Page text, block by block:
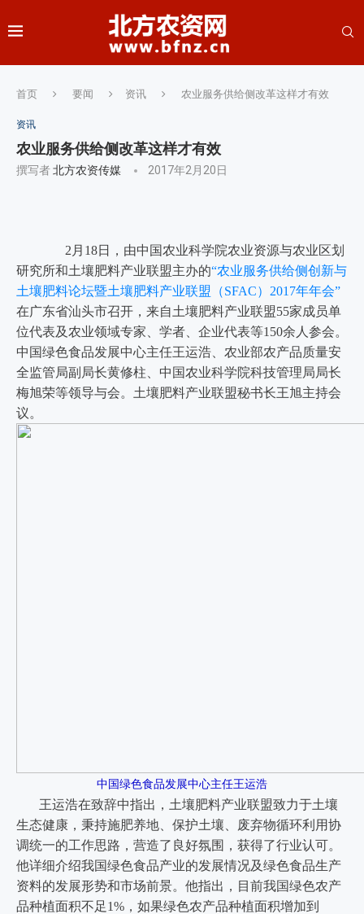
首页 要闻 资讯 农业服务供给侧改革这样才有效
资讯
农业服务供给侧改革这样才有效
撰写者北方农资传媒 2017年2月20日
2月18日，由中国农业科学院农业资源与农业区划
研究所和土壤肥料产业联盟主办的“农业服务供给侧创新与
土壤肥料论坛暨土壤肥料产业联盟（SFAC）2017年年会”
在广东省汕头市召开，来自土壤肥料产业联盟55家成员单
位代表及农业领域专家、学者、企业代表等150余人参会。
中国绿色食品发展中心主任王运浩、农业部农产品质量安
全监管局副局长黄修柱、中国农业科学院科技管理局局长
梅旭荣等领导与会。土壤肥料产业联盟秘书长王旭主持会
议。
中国绿色食品发展中心主任王运浩
王运浩在致辞中指出，土壤肥料产业联盟致力于土壤
生态健康，秉持施肥养地、保护土壤、废弃物循环利用协
调统一的工作思路，营造了良好氛围，获得了行业认可。
他详细介绍我国绿色食品产业的发展情况及绿色食品生产
资料的发展形势和市场前景。他指出，目前我国绿色农产
品种植面积不足1%，如果绿色农产品种植面积增加到